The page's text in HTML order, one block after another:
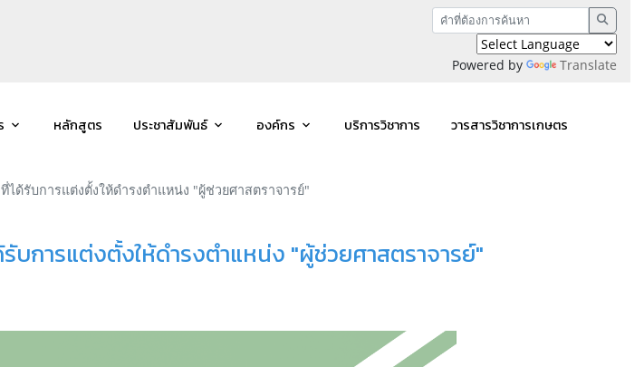
Powered by Translate
หลักสูตร ประชาสัมพันธ์ องค์กร บริการวิชาการ วารสารวิชาการเกษตร
ด้รับการแต่งตั้งให้ดำรงตำแหน่ง "ผู้ช่วยศาสตราจารย์"
การแต่งตั้งให้ดำรงตำแหน่ง "ผู้ช่วยศาสตราจารย์"